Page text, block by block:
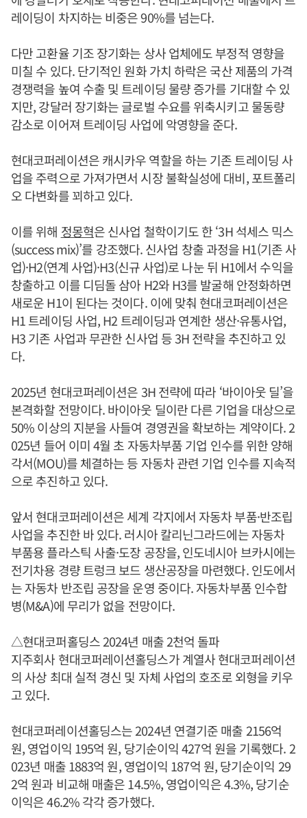
레이딩이 차지하는 비중은 90%를 넘는다.
다만 고환율 기조 장기화는 상사 업체에도 부정적 영향을
미칠 수 있다. 단기적인 원화 가치 하락은 국산 제품의 가격
경쟁력을 높여 수출 및 트레이딩 물량 증가를 기대할 수 있
지만, 강달러 장기화는 글로벌 수요를 위축시키고 물동량
감소로 이어져 트레이딩 사업에 악영향을 준다.
현대코퍼레이션은 캐시카우 역할을 하는 기존 트레이딩 사
업을 주력으로 가져가면서 시장 불확실성에 대비, 포트폴리
오 다변화를 꾀하고 있다.
이를 위해 정몽혁은 신사업 철학이기도 한 ‘3H 석세스 믹스
(success mix)’를 강조했다. 신사업 창출 과정을 H1(기존 사
업)·H2(연계 사업)·H3(신규 사업)로 나눈 뒤 H1에서 수익을
창출하고 이를 디딤돌 삼아 H2와 H3를 발굴해 안정화하면
새로운 H1이 된다는 것이다. 이에 맞춰 현대코퍼레이션은
H1 트레이딩 사업, H2 트레이딩과 연계한 생산·유통사업,
H3 기존 사업과 무관한 신사업 등 3H 전략을 추진하고 있
다.
2025년 현대코퍼레이션은 3H 전략에 따라 ‘바이아웃 딜’을
본격화할 전망이다. 바이아웃 딜이란 다른 기업을 대상으로
50% 이상의 지분을 사들여 경영권을 확보하는 계약이다. 2
025년 들어 이미 4월 초 자동차부품 기업 인수를 위한 양해
각서(MOU)를 체결하는 등 자동차 관련 기업 인수를 지속적
으로 추진하고 있다.
앞서 현대코퍼레이션은 세계 각지에서 자동차 부품·반조립
사업을 추진한 바 있다. 러시아 칼리닌그라드에는 자동차
부품용 플라스틱 사출·도장 공장을, 인도네시아 브카시에는
전기차용 경량 트렁크 보드 생산공장을 마련했다. 인도에서
는 자동차 반조립 공장을 운영 중이다. 자동차부품 인수합
병(M&A)에 무리가 없을 전망이다.
△현대코퍼홀딩스 2024년 매출 2천억 돌파
지주회사 현대코퍼레이션홀딩스가 계열사 현대코퍼레이션
의 사상 최대 실적 경신 및 자체 사업의 호조로 외형을 키우
고 있다.
현대코퍼레이션홀딩스는 2024년 연결기준 매출 2156억
원, 영업이익 195억 원, 당기순이익 427억 원을 기록했다. 2
023년 매출 1883억 원, 영업이익 187억 원, 당기순이익 29
2억 원과 비교해 매출은 14.5%, 영업이익은 4.3%, 당기순
이익은 46.2% 각각 증가했다.